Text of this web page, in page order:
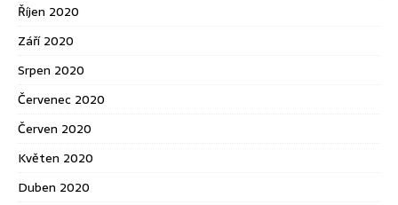
Říjen 2020
Září 2020
Srpen 2020
Červenec 2020
Červen 2020
Květen 2020
Duben 2020